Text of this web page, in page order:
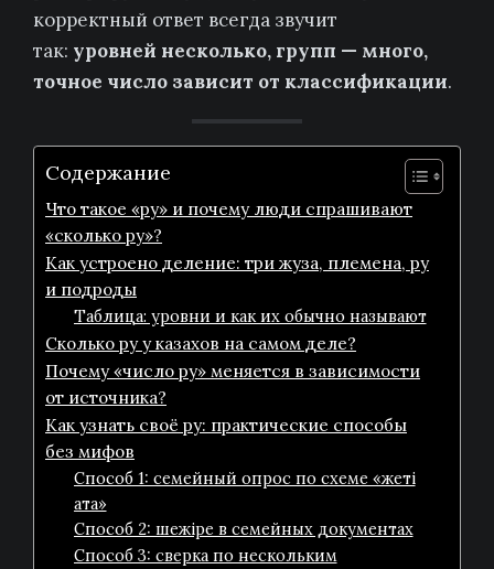
корректный ответ всегда звучит
так: уровней несколько, групп — много,
точное число зависит от классификации.
Содержание
Что такое «ру» и почему люди спрашивают
«сколько ру»?
Как устроено деление: три жуза, племена, ру
и подроды
Таблица: уровни и как их обычно называют
Сколько ру у казахов на самом деле?
Почему «число ру» меняется в зависимости
от источника?
Как узнать своё ру: практические способы
без мифов
Способ 1: семейный опрос по схеме «жеті
ата»
Способ 2: шежіре в семейных документах
Способ 3: сверка по нескольким